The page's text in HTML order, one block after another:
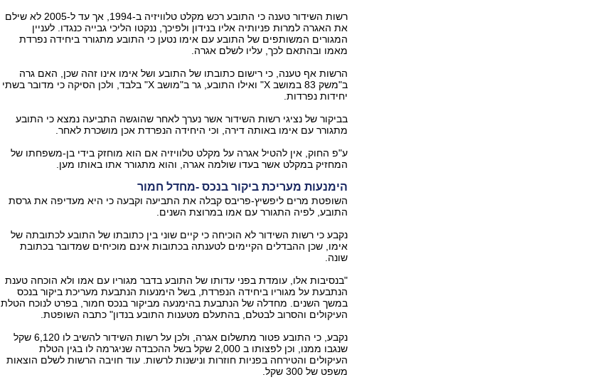
רשות השידור טענה כי התובע רכש מקלט טלוויזיה ב-1994, אך עד ל-2005 לא שילם
את האגרה למרות פניותיה אליו בנידון ולפיכך, ננקטו הליכי גבייה כנגדו. לעניין
המגורים המשותפים של התובע עם אימו נטען כי התובע מתגורר ביחידה נפרדת
מאמו ובהתאם לכך, עליו לשלם אגרה.
הרשות אף טענה, כי רישום כתובתו של התובע ושל אימו אינו זהה שכן, האם גרה
ב"משק 83 במושב X" ואילו התובע, גר ב"מושב X" בלבד, ולכן הסיקה כי מדובר בשתי
יחידות נפרדות.
בביקור של נציגי רשות השידור אשר נערך לאחר שהוגשה התביעה נמצא כי התובע
מתגורר עם אימו באותה דירה, וכי היחידה הנפרדת אכן מושכרת לאחר.
ע"פ החוק, אין להטיל אגרה על מקלט טלוויזיה אם הוא מוחזק בידי בן-משפחתו של
המחזיק במקלט אשר בעדו שולמה אגרה, והוא מתגורר אתו באותו מען.
הימנעות מעריכת ביקור בנכס -מחדל חמור
השופטת מרים ליפשיץ-פריבס קבלה את התביעה וקבעה כי היא מעדיפה את גרסת
התובע, לפיה התגורר עם אמו במרוצת השנים.
נקבע כי רשות השידור לא הוכיחה כי קיים שוני בין כתובתו של התובע לכתובתה של
אימו, שכן ההבדלים הקיימים לטענתה בכתובות אינם מוכיחים שמדובר בכתובת
שונה.
"בנסיבות אלו, עומדת בפני עדותו של התובע בדבר מגוריו עם אמו ולא הוכחה טענת
הנתבעת על מגוריו ביחידה הנפרדת, בשל הימנעות הנתבעת מעריכת ביקור בנכס
במשך השנים. מחדלה של הנתבעת בהימנעה מביקור בנכס חמור, בפרט לנוכח הטלת
העיקולים והסרוב לבטלם, בהתעלם מטענות התובע בנדון" כתבה השופטת.
נקבע, כי התובע פטור מתשלום אגרה, ולכן על רשות השידור להשיב לו 6,120 שקל
שנגבו ממנו, וכן לפצותו ב 2,000 שקל בשל ההכבדה שניגרמה לו בגין הטלת
העיקולים והטירחה בפניות חוזרות ונישנות לרשות. עוד חויבה הרשות לשלם הוצאות
משפט של 300 שקל.